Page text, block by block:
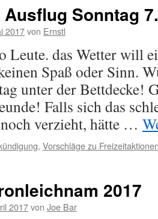
Sonntag
2017von Ernstl
Leute. das Wetter will
Spaß oder Sinn.
unter der Bettdecke!
Falls sich das
verzieht, hätte …
, Vorschläge zu
2017
2017von Joe Bar